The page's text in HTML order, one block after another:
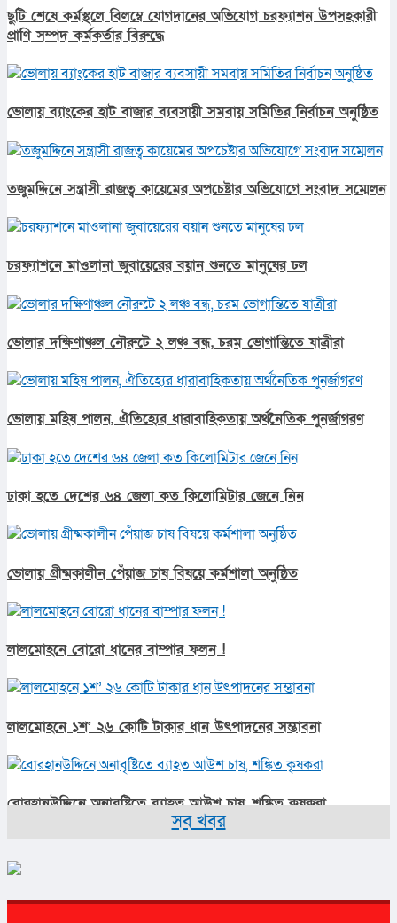
ছুটি শেষে কর্মস্থলে বিলম্বে যোগদানের অভিযোগ চরফ্যাশন উপসহকারী
প্রাণি সম্পদ কর্মকর্তার বিরুদ্ধে
ভোলায় ব্যাংকের হাট বাজার ব্যবসায়ী সমবায় সমিতির নির্বাচন অনুষ্ঠিত
তজুমদ্দিনে সন্ত্রাসী রাজত্ব কায়েমের অপচেষ্টার অভিযোগে সংবাদ সম্মেলন
চরফ্যাশনে মাওলানা জুবায়েরের বয়ান শুনতে মানুষের ঢল
ভোলার দক্ষিণাঞ্চল নৌরুটে ২ লঞ্চ বন্ধ, চরম ভোগান্তিতে যাত্রীরা
ভোলায় মহিষ পালন, ঐতিহ্যের ধারাবাহিকতায় অর্থনৈতিক পুনর্জাগরণ
ঢাকা হতে দেশের ৬৪ জেলা কত কিলোমিটার জেনে নিন
ভোলায় গ্রীষ্মকালীন পেঁয়াজ চাষ বিষয়ে কর্মশালা অনুষ্ঠিত
লালমোহনে বোরো ধানের বাম্পার ফলন !
লালমোহনে ১শ’ ২৬ কোটি টাকার ধান উৎপাদনের সম্ভাবনা
বোরহানউদ্দিনে অনাবৃষ্টিতে ব্যাহত আউশ চাষ, শঙ্কিত কৃষকরা
সব খবর